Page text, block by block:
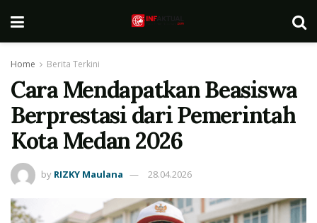
Home Berita Terkini
Cara Mendapatkan Beasiswa
Berprestasi dari Pemerintah
Kota Medan 2026
by RIZKY Maulana 28.04.2026